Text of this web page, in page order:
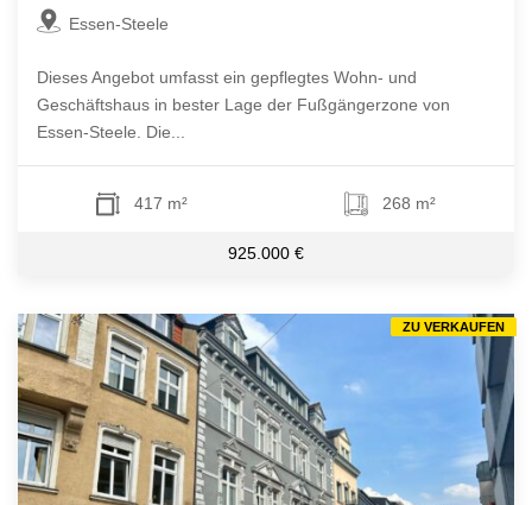
Essen-Steele
Dieses Angebot umfasst ein gepflegtes Wohn- und
Geschäftshaus in bester Lage der Fußgängerzone von
Essen-Steele. Die...
417 m² 268 m²
925.000 €
ZU VERKAUFEN